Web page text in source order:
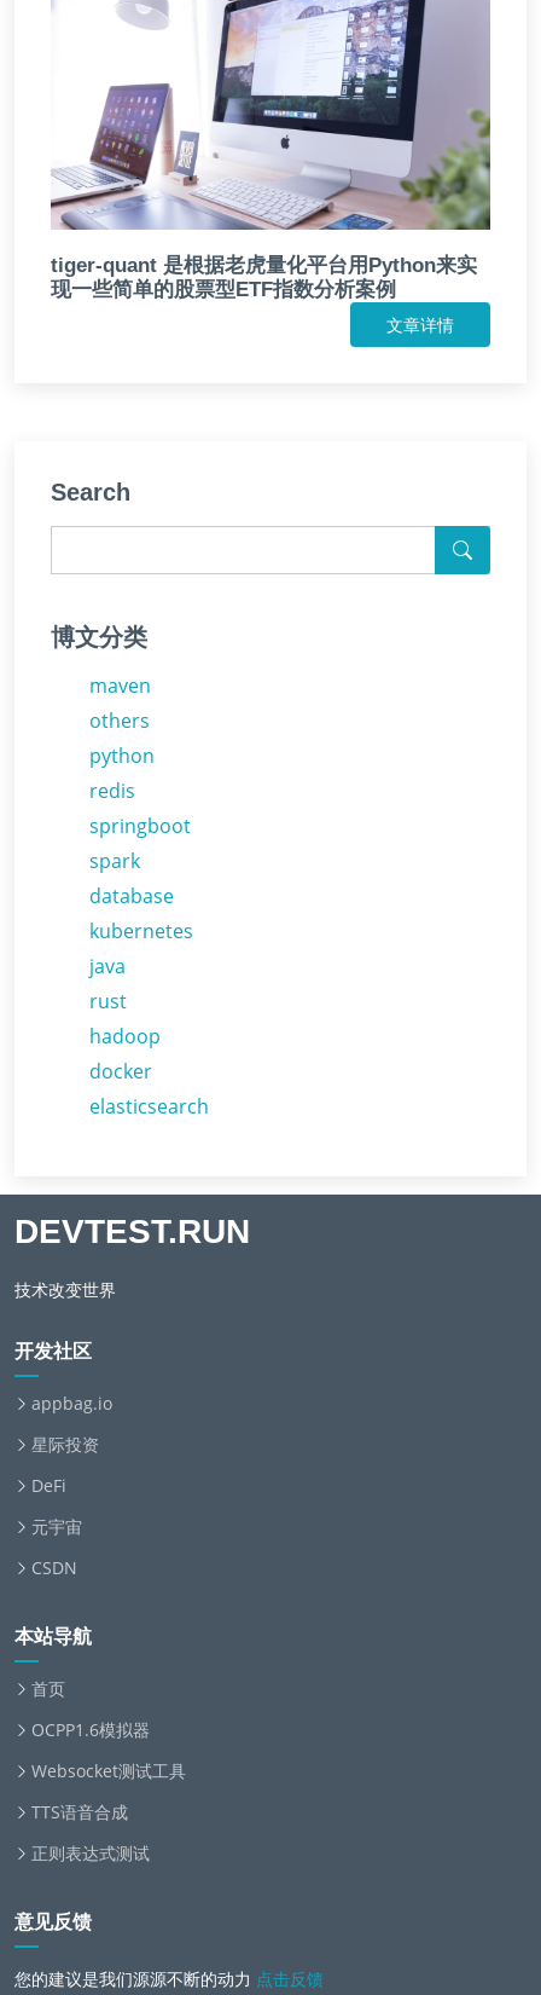
tiger-quant 是根据老虎量化平台用Python来实
现一些简单的股票型ETF指数分析案例
文章详情
Search
博文分类
maven
others
python
redis
springboot
spark
database
kubernetes
java
rust
hadoop
docker
elasticsearch
DEVTEST.RUN
技术改变世界
开发社区
appbag.io
星际投资
DeFi
元宇宙
CSDN
本站导航
首页
OCPP1.6模拟器
Websocket测试工具
TTS语音合成
正则表达式测试
意见反馈
您的建议是我们源源不断的动力 点击反馈